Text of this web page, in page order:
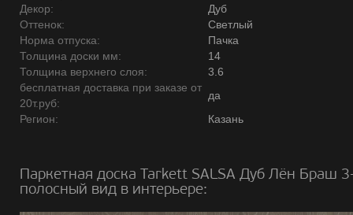
Декор:
Дуб
Оттенок:
Светлый
Норма отпуска:
Пачка
Толщина доски мм:
14
Толщина верхнего слоя:
3.6
бесплатная доставка при заказе от
20т.руб:
да
Регион:
Казань
Паркетная доска Tarkett SALSA Дуб Лён Браш
полосный вид в интерьере: